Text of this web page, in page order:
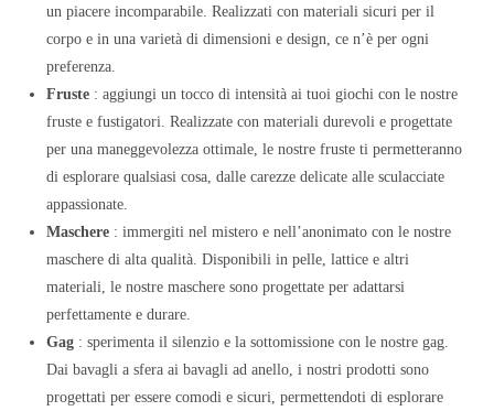
un piacere incomparabile. Realizzati con materiali sicuri per il
corpo e in una varietà di dimensioni e design, ce n’è per ogni
preferenza.
Fruste : aggiungi un tocco di intensità ai tuoi giochi con le nostre
fruste e fustigatori. Realizzate con materiali durevoli e progettate
per una maneggevolezza ottimale, le nostre fruste ti permetteranno
di esplorare qualsiasi cosa, dalle carezze delicate alle sculacciate
appassionate.
Maschere : immergiti nel mistero e nell’anonimato con le nostre
maschere di alta qualità. Disponibili in pelle, lattice e altri
materiali, le nostre maschere sono progettate per adattarsi
perfettamente e durare.
Gag : sperimenta il silenzio e la sottomissione con le nostre gag.
Dai bavagli a sfera ai bavagli ad anello, i nostri prodotti sono
progettati per essere comodi e sicuri, permettendoti di esplorare